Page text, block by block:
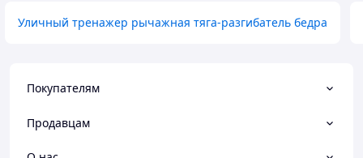
Уличный тренажер рычажная тяга-разгибатель бедра
Покупателям
Продавцам